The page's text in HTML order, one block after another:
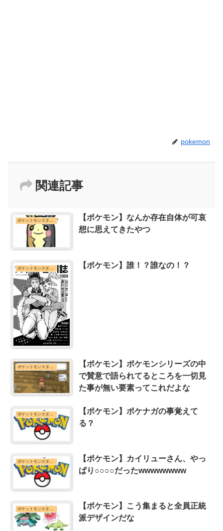
pokemon
関連記事
ポケットモンスターシリーズまとめ
【ポケモン】なんか存在自体が可哀
想に思えてきたやつ
【ポケモン】誰！？誰なの！？
【ポケモン】ポケモンシリーズの中
で賛意で語られてるところを一切見
た事が無い要素ってこれだよな
ポケットモンスターシリーズまとめ
【ポケモン】ポケナガの事覚えて
る？
ポケットモンスターシリーズまとめ
【ポケモン】カイリューさん、やっ
ぱり○○○○だったwwwwwwww
ポケットモンスターシリーズまとめ
【ポケモン】こう集まると全員正統
派デザインだな